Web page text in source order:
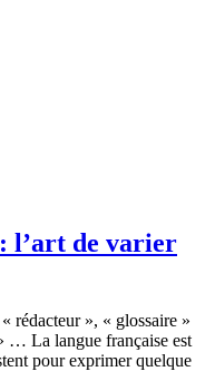
l’art de varier
rédacteur », « glossaire »
… La langue française est
pour exprimer quelque